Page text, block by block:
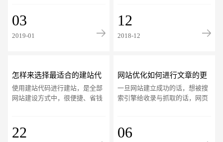
码里面能够包含
03
2019-01
忙建设之前，他们
12
2018-12
怎样来选择最适合的建站代
码
使用建站代码进行建站，是全部
网站建设方式中，很便捷、省钱
此，怎样来选择最
22
网站优化如何进行文章的更
新
一旦网站建立成功的话，想被搜
索引擎给收录与抓取的话，网页
的爬行规律的话
06
标准企业官网建设